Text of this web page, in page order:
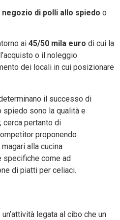
negozio di polli allo spiedo o
ai 45/50 mila euro di cui la
o il noleggio
dei locali in cui posizionare
il successo di
sono la qualità e
cerca pertanto di
proponendo
alla cucina
come ad
di piatti per celiaci.
legata al cibo che un